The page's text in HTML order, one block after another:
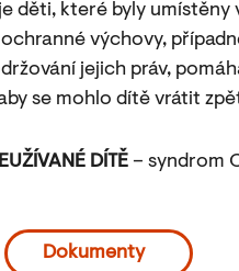
děti, které byly umístěny
výchovy,
jejich práv,
se mohlo dítě vrátit
DÍTĚ– syndrom
Dokumenty